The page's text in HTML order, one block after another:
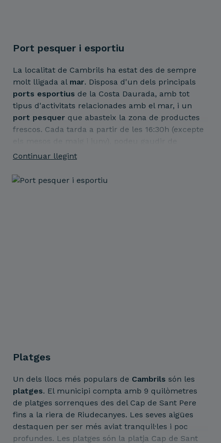
Port pesquer i esportiu
La localitat de Cambrils ha estat des de sempre
molt lligada al mar. Disposa d'un dels principals
ports esportius de la Costa Daurada, amb tot
tipus d'activitats relacionades amb el mar, i un
port pesquer que abasteix la zona de productes
frescos. Cada tarda a partir de les 16:30h (excepte
els mesos de maig i juny), podeu gaudir de
l'arribada dels vaixells de pesca al port.
Continuar llegint
Platges
Un dels llocs més populars de Cambrils són les
platges. El municipi compta amb 9 quilòmetres
de platges sorrenques des del Cap de Sant Pere
fins a la riera de Riudecanyes. Les seves aigües
destaquen per ser més aviat tranquil·les i poc
profundes. Les platges són la platja Cap de Sant